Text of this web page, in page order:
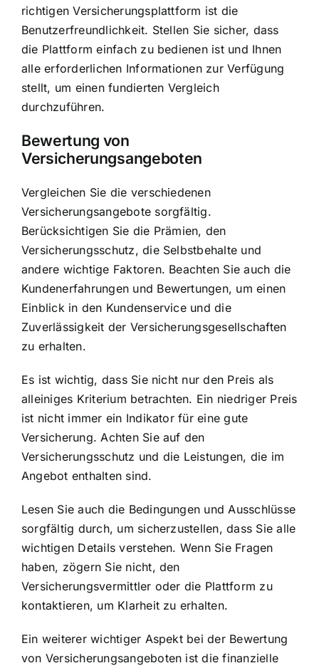
richtigen Versicherungsplattform ist die
Benutzerfreundlichkeit. Stellen Sie sicher, dass
die Plattform einfach zu bedienen ist und Ihnen
alle erforderlichen Informationen zur Verfügung
stellt, um einen fundierten Vergleich
durchzuführen.
Bewertung von
Versicherungsangeboten
Vergleichen Sie die verschiedenen
Versicherungsangebote sorgfältig.
Berücksichtigen Sie die Prämien, den
Versicherungsschutz, die Selbstbehalte und
andere wichtige Faktoren. Beachten Sie auch die
Kundenerfahrungen und Bewertungen, um einen
Einblick in den Kundenservice und die
Zuverlässigkeit der Versicherungsgesellschaften
zu erhalten.
Es ist wichtig, dass Sie nicht nur den Preis als
alleiniges Kriterium betrachten. Ein niedriger Preis
ist nicht immer ein Indikator für eine gute
Versicherung. Achten Sie auf den
Versicherungsschutz und die Leistungen, die im
Angebot enthalten sind.
Lesen Sie auch die Bedingungen und Ausschlüsse
sorgfältig durch, um sicherzustellen, dass Sie alle
wichtigen Details verstehen. Wenn Sie Fragen
haben, zögern Sie nicht, den
Versicherungsvermittler oder die Plattform zu
kontaktieren, um Klarheit zu erhalten.
Ein weiterer wichtiger Aspekt bei der Bewertung
von Versicherungsangeboten ist die finanzielle